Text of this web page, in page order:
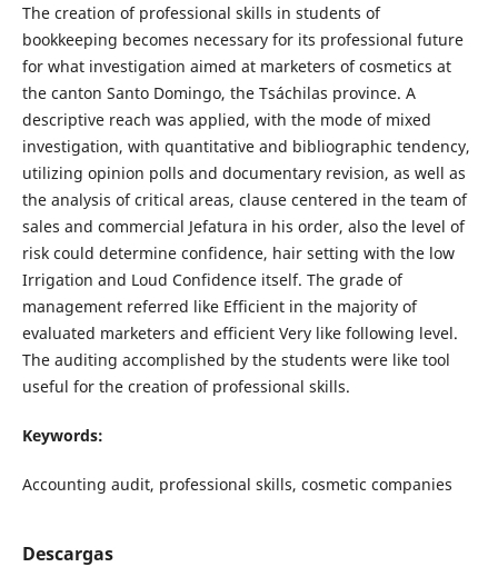
The creation of professional skills in students of
bookkeeping becomes necessary for its professional future
for what investigation aimed at marketers of cosmetics at
the canton Santo Domingo, the Tsáchilas province. A
descriptive reach was applied, with the mode of mixed
investigation, with quantitative and bibliographic tendency,
utilizing opinion polls and documentary revision, as well as
the analysis of critical areas, clause centered in the team of
sales and commercial Jefatura in his order, also the level of
risk could determine confidence, hair setting with the low
Irrigation and Loud Confidence itself. The grade of
management referred like Efficient in the majority of
evaluated marketers and efficient Very like following level.
The auditing accomplished by the students were like tool
useful for the creation of professional skills.
Keywords:
Accounting audit, professional skills, cosmetic companies
Descargas